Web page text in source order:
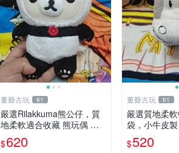
董爺古玩 61
嚴選Rilakkuma熊公仔，質
地柔軟適合收藏 熊玩偶 柔
軟 公仔 收藏
$620
董爺古玩 61
嚴選質地柔
袋，小牛皮
心入眠。 安
寶寶安撫
$520